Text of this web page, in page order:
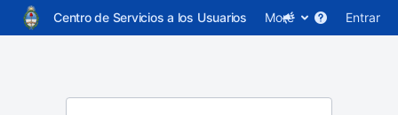
Centro de Servicios a los Usuarios More Entrar